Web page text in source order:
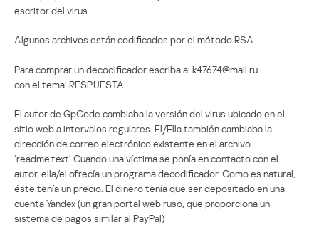
escritor del virus.
Algunos archivos están codificados por el método RSA
Para comprar un decodificador escriba a: k47674@mail.ru
con el tema: RESPUESTA
El autor de GpCode cambiaba la versión del virus ubicado en el
sitio web a intervalos regulares. El/Ella también cambiaba la
dirección de correo electrónico existente en el archivo
‘readme.text’ Cuando una víctima se ponía en contacto con el
autor, ella/el ofrecía un programa decodificador. Como es natural,
éste tenía un precio. El dinero tenía que ser depositado en una
cuenta Yandex (un gran portal web ruso, que proporciona un
sistema de pagos similar al PayPal)